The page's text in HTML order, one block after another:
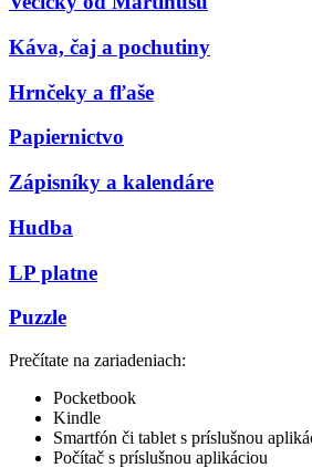
Káva, čaj a pochutiny
Hrnčeky a fľaše
Papiernictvo
Zápisníky a kalendáre
Hudba
LP platne
Puzzle
Prečítate na zariadeniach:
Pocketbook
Kindle
Smartfón či tablet s príslušnou
Počítač s príslušnou aplikáciou